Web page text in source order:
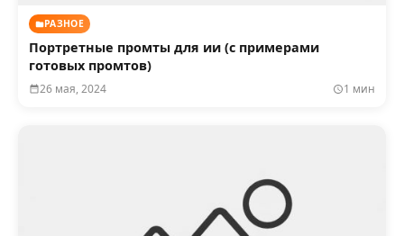
РАЗНОЕ
Портретные промты для ии (с примерами
готовых промтов)
26 мая, 2024 1 мин